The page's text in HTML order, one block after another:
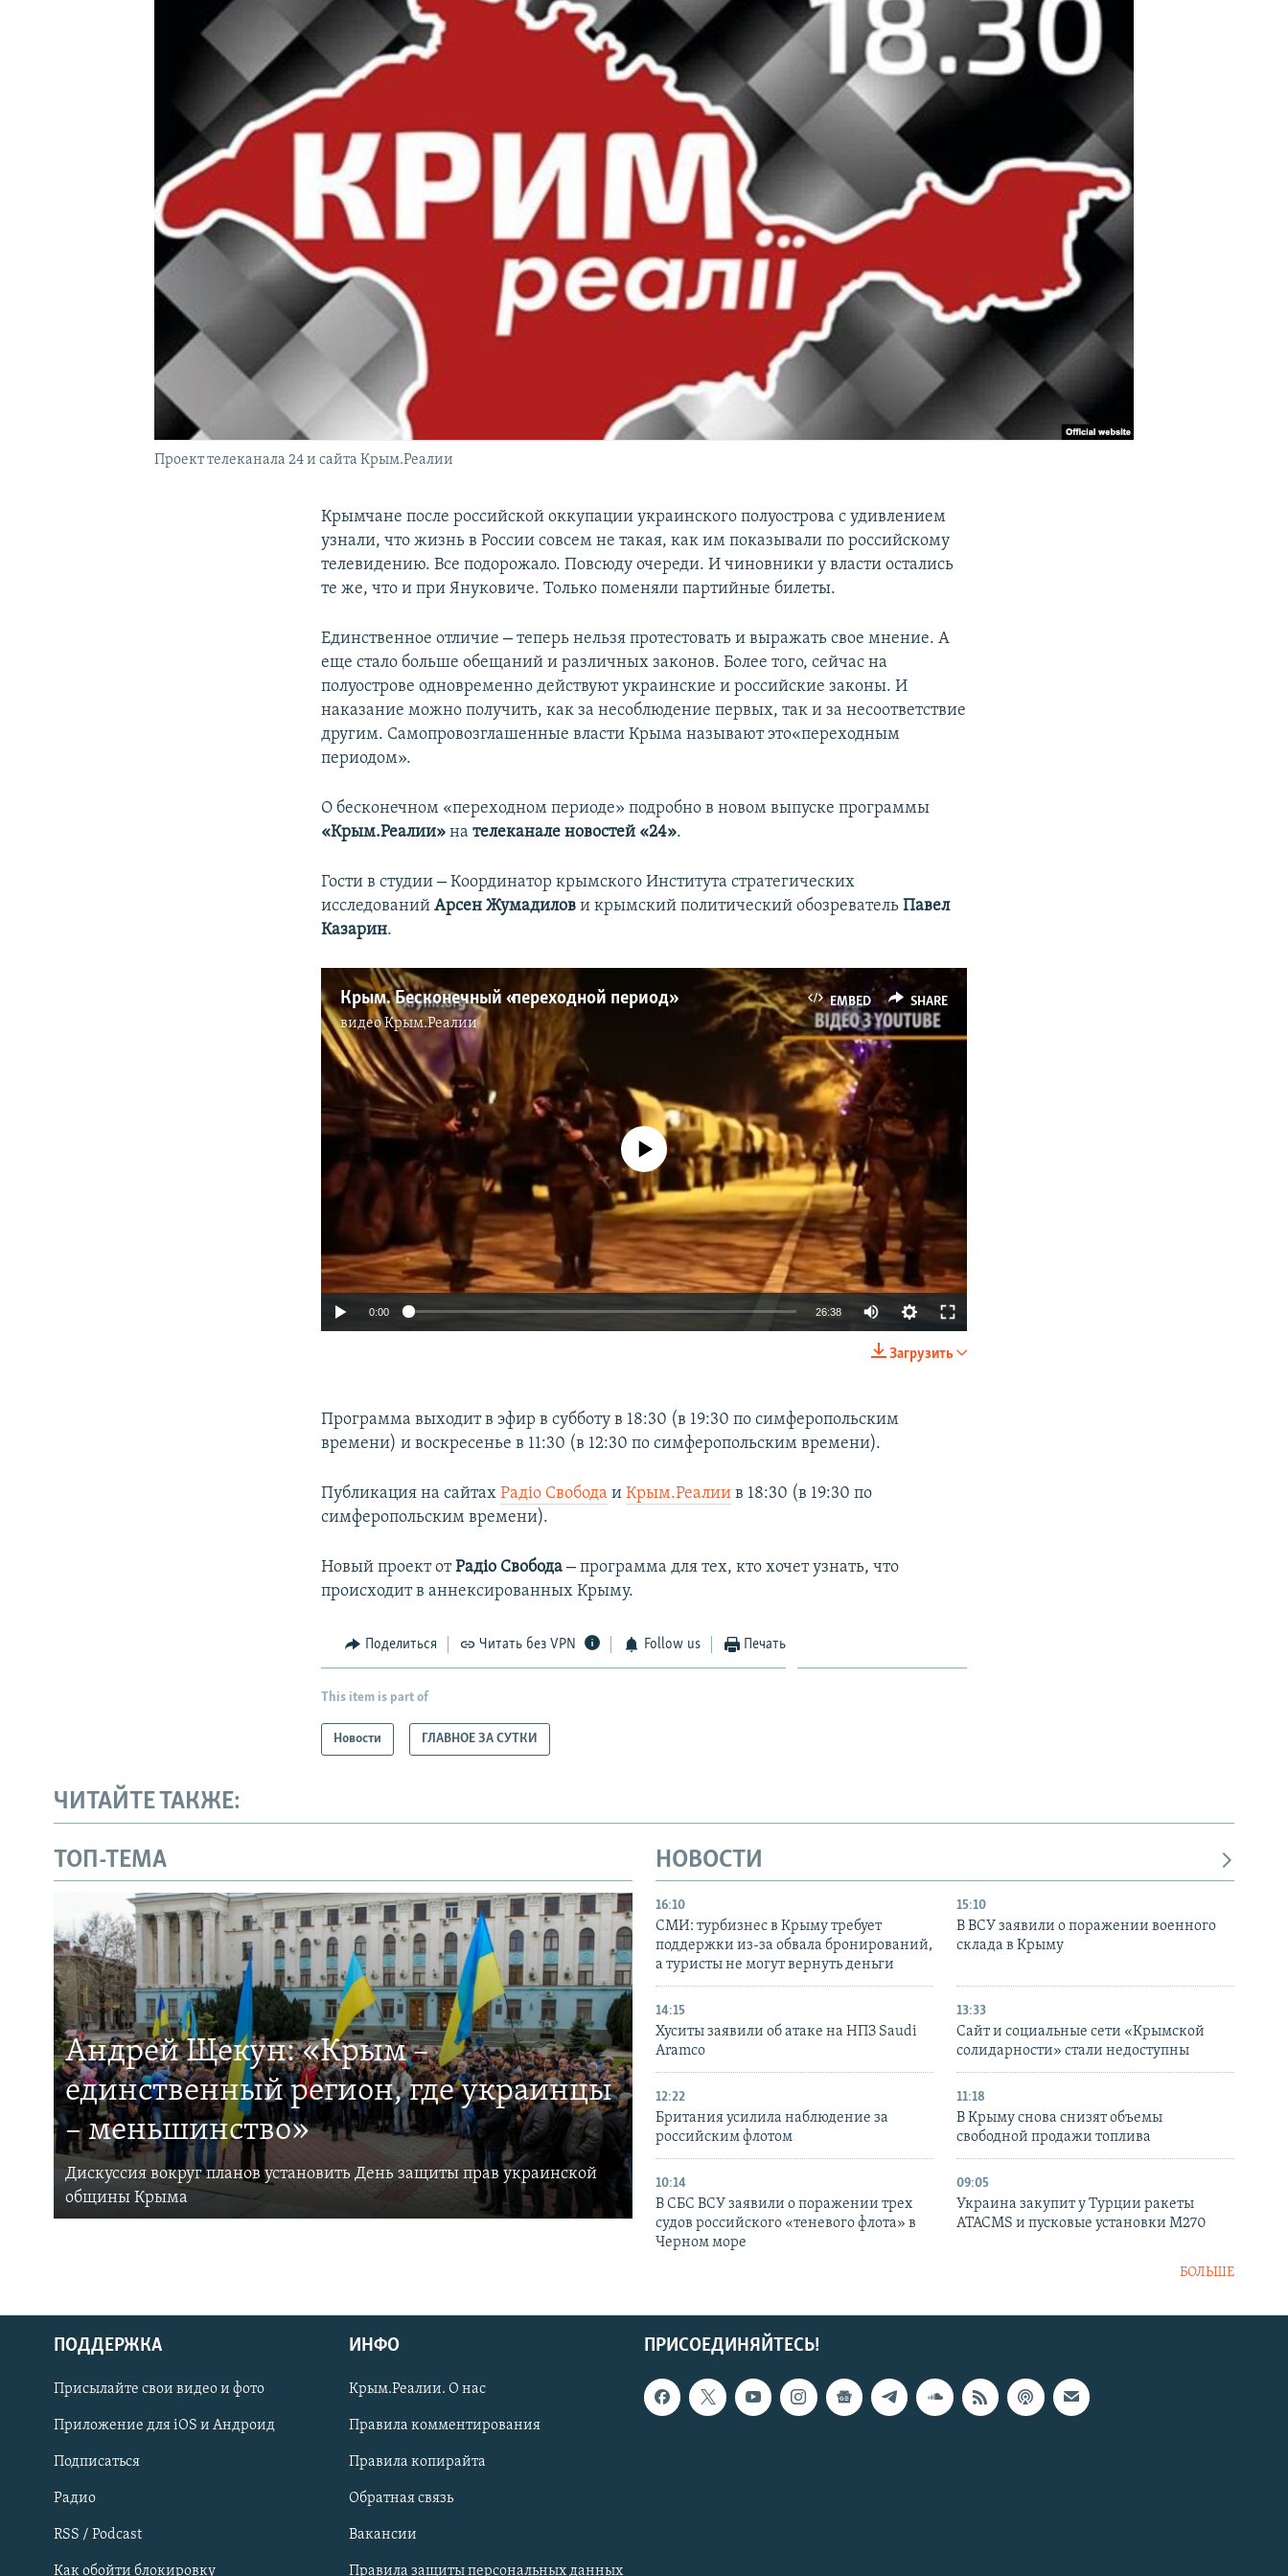
Українською
Qırımtatar
ПРИСОЕДИНЯЙТЕСЬ!
Проект телеканала 24 и сайта Крым.Реалии
Крымчане после российской оккупации украинского полуострова с удивлением
узнали, что жизнь в России совсем не такая, как им показывали по российскому
телевидению. Все подорожало. Повсюду очереди. И чиновники у власти остались
те же, что и при Януковиче. Только поменяли партийные билеты.
Единственное отличие– теперь нельзя протестовать и выражать свое мнение. А
еще стало больше обещаний и различных законов. Более того, сейчас на
полуострове одновременно действуют украинские и российские законы. И
наказание можно получить, как за несоблюдение первых, так и за несоответствие
другим. Самопровозглашенные власти Крыма называют это«переходным
периодом».
О бесконечном «переходном периоде» подробно в новом выпуске программы
«Крым.Реалии» нателеканале новостей «24».
Гости в студии– Координатор крымского Института стратегических
исследованийАрсен Жумадилов и крымский политический обозревательПавел
Казарин.
EMBED SHARE
Крым. Бесконечный «переходной период»
видеоКрым.Реалии
SHARE
No media source currently available
0:00 26:38
Загрузить
Программа выходит в эфир в субботу в 18:30 (в 19:30 по симферопольским
времени) и воскресенье в 11:30 (в 12:30 по симферопольским времени).
Публикация на сайтахРадіо Свобода иКрым.Реалии в 18:30 (в 19:30 по
симферопольским времени).
Новый проект отРадiо Свобода – программа для тех, кто хочет узнать, что
происходит в аннексированных Крыму.
Поделиться Читать без VPN Follow us Печать
This item is part of
Новости ГЛАВНОЕ ЗА СУТКИ
ЧИТАЙТЕ ТАКЖЕ:
ТОП-ТЕМА
Андрей Щекун: «Крым –
единственный регион, где украинцы
– меньшинство»
Дискуссия вокруг планов установить День защиты прав украинской
общины Крыма
НОВОСТИ
16:10
СМИ: турбизнес в Крыму требует
поддержки из-за обвала бронирований,
а туристы не могут вернуть деньги
15:10
В ВСУ заявили о поражении военного
склада в Крыму
14:15
Хуситы заявили об атаке на НПЗ Saudi
Aramco
13:33
Сайт и социальные сети «Крымской
солидарности» стали недоступны
12:22
Британия усилила наблюдение за
российским флотом
11:18
В Крыму снова снизят объемы
свободной продажи топлива
10:14
В СБС ВСУ заявили о поражении трех
судов российского «теневого флота» в
Черном море
09:05
Украина закупит у Турции ракеты
ATACMS и пусковые установки M270
БОЛЬШЕ
ПРИСОЕДИНЯЙТЕСЬ!
ПОДДЕРЖКА
Присылайте свои видео и фото
Приложение для iOS и Андроид
Подписаться
Радио
RSS / Podcast
Как обойти блокировку
ИНФО
Крым.Реалии. О нас
Правила комментирования
Правила копирайта
Обратная связь
Вакансии
Правила защиты персональных данных